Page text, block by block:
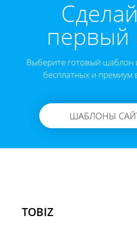
первый
Выберите готовый шаблон
бесплатных и премиум
ШАБЛОНЫ
TOBIZ